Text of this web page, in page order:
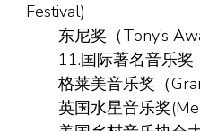
Festival)
东尼奖（Tony’s
11.国际著名音乐奖
格莱美音乐奖（
英国水星音乐奖